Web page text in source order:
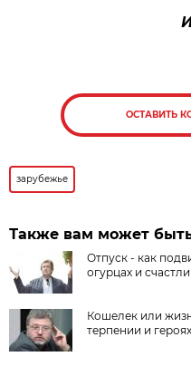
ОСТАВИТЬ
зарубежье
Также вам может
Отпуск - как
огурцах и
Кошелек или
терпении и героях